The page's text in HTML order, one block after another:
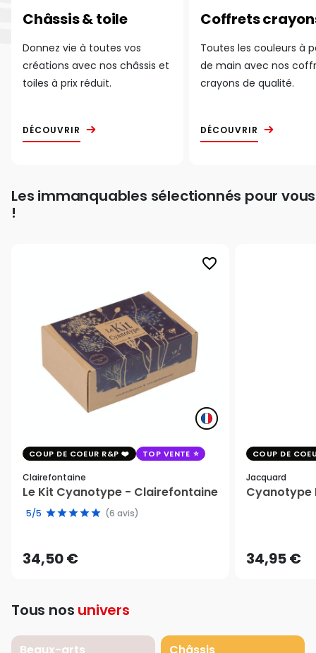
Châssis & toile
Donnez vie à toutes vos
créations avec nos châssis et
toiles à prix réduit.
DÉCOUVRIR
Coffrets
Toutes les couleurs à
de main avec nos
crayons de qualité.
DÉCOUVRIR
Les immanquables sélectionnés pour vous
!
favorite_border
COUP DE COEUR R&P TOP VENTE
Clairefontaine
Le Kit Cyanotype - Clairefontaine
5/5 (6 avis)
34,50 €
COUP DE
Jacquard
Cyanotype
34,95 €
Tous nos univers